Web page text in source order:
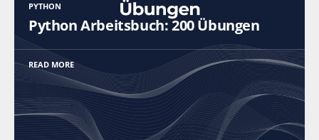
PYTHON
Python Arbeitsbuch: 200 Übungen
READ MORE